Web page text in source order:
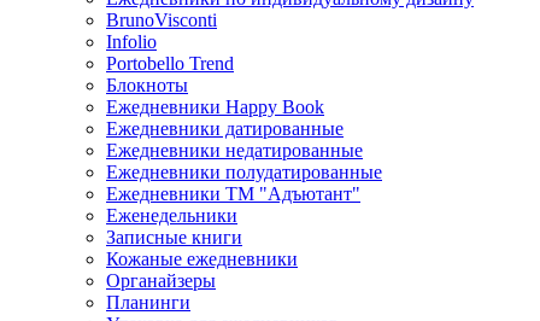
BrunoVisconti
Infolio
Portobello Trend
Блокноты
Ежедневники Happy Book
Ежедневники датированные
Ежедневники недатированные
Ежедневники полудатированные
Ежедневники ТМ "Адъютант"
Еженедельники
Записные книги
Кожаные ежедневники
Органайзеры
Планинги